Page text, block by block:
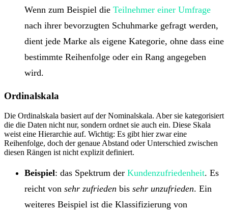
Wenn zum Beispiel die Teilnehmer einer Umfrage
nach ihrer bevorzugten Schuhmarke gefragt werden,
dient jede Marke als eigene Kategorie, ohne dass eine
bestimmte Reihenfolge oder ein Rang angegeben
wird.
Ordinalskala
Die Ordinalskala basiert auf der Nominalskala. Aber sie kategorisiert
die die Daten nicht nur, sondern ordnet sie auch ein. Diese Skala
weist eine Hierarchie auf. Wichtig: Es gibt hier zwar eine
Reihenfolge, doch der genaue Abstand oder Unterschied zwischen
diesen Rängen ist nicht explizit definiert.
Beispiel: das Spektrum der Kundenzufriedenheit. Es
reicht von sehr zufrieden bis sehr unzufrieden. Ein
weiteres Beispiel ist die Klassifizierung von